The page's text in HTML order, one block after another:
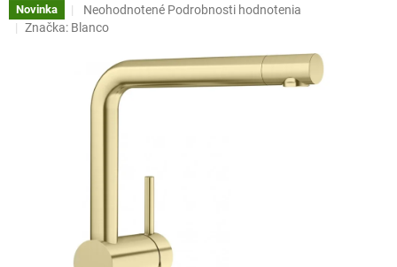
Novinka
Priemerné
hodnotenie
0,0
Neohodnotené Podrobnosti hodnotenia
Značka: Blanco